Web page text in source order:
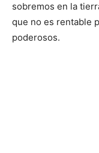
sobremos en la
que no es rentable
poderosos.